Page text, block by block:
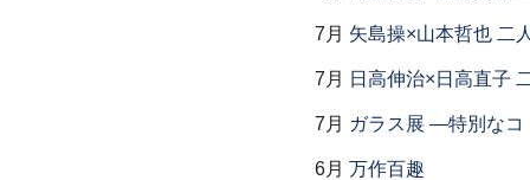
7月 矢島操×山本哲也 二
7月 日高伸治×日高直子
7月 ガラス展 ―特別な
6月 万作百趣